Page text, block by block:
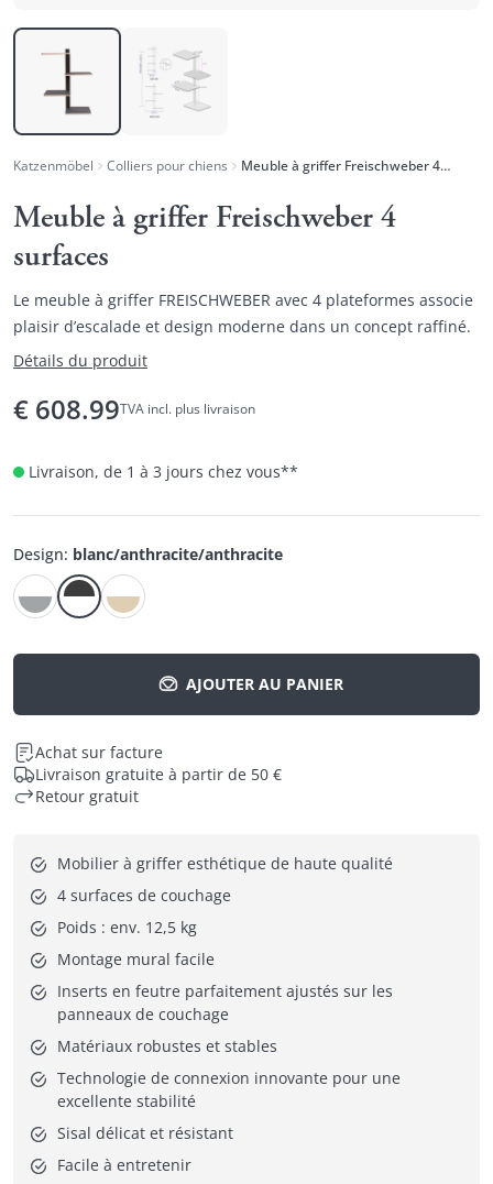
Katzenmöbel Colliers pour chiens Meuble à griffer Freischweber 4 surfaces
Meuble à griffer Freischweber 4
surfaces
Le meuble à griffer FREISCHWEBER avec 4 plateformes associe
plaisir d’escalade et design moderne dans un concept raffiné.
Détails du produit
€ 608.99TVA incl. plus livraison
Livraison, de 1 à 3 jours chez vous**
Design: blanc/anthracite/anthracite
AJOUTER AU PANIER
Achat sur facture
Livraison gratuite à partir de 50 €
Retour gratuit
Mobilier à griffer esthétique de haute qualité
4 surfaces de couchage
Poids : env. 12,5 kg
Montage mural facile
Inserts en feutre parfaitement ajustés sur les
panneaux de couchage
Matériaux robustes et stables
Technologie de connexion innovante pour une
excellente stabilité
Sisal délicat et résistant
Facile à entretenir